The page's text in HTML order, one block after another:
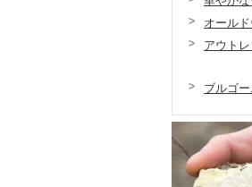
オール
アウトレ
ブルゴ